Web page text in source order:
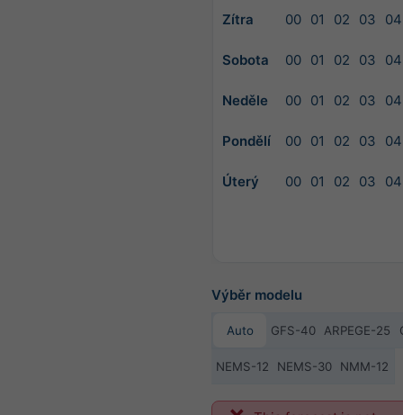
Zítra 00 01 02 03 04
Sobota 00 01 02 03 04
Neděle 00 01 02 03 04
Pondělí 00 01 02 03 04
Úterý 00 01 02 03 04
Výběr modelu
Auto GFS-40 ARPEGE-25
NEMS-12 NEMS-30 NMM-12